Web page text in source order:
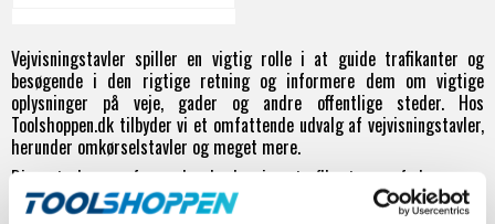
Vejvisningstavler spiller en vigtig rolle i at guide trafikanter og
besøgende i den rigtige retning og informere dem om vigtige
oplysninger på veje, gader og andre offentlige steder. Hos
Toolshoppen.dk tilbyder vi et omfattende udvalg af vejvisningstavler,
herunder omkørselstavler og meget mere.
Disse tavler er afgørende, da de giver trafikanter og fodgængere
den nødvendige information for at navigere sikkert og effektivt.